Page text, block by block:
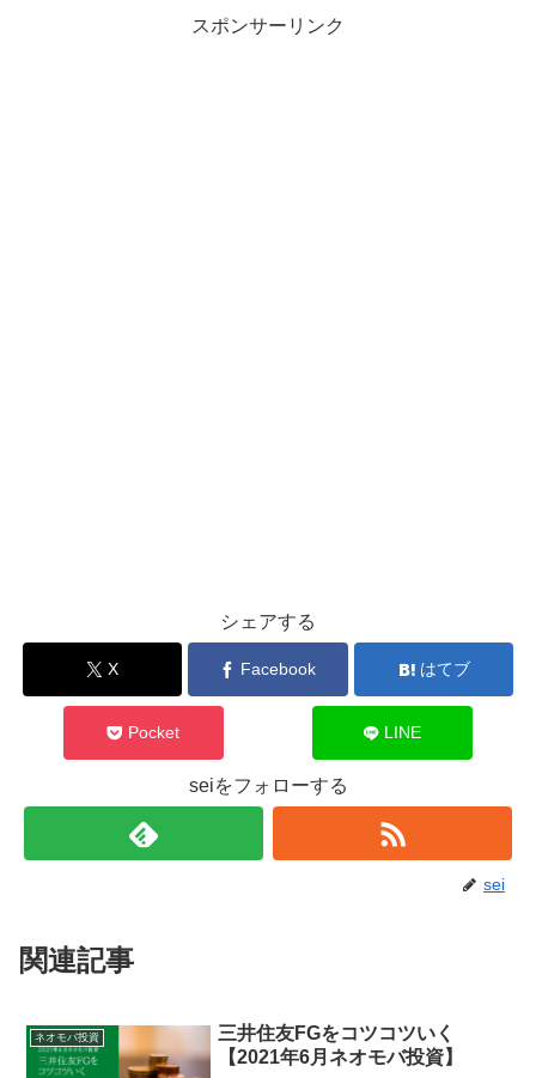
スポンサーリンク
シェアする
X Facebook はてブ
Pocket LINE
seiをフォローする
sei
関連記事
ネオモバ投資
三井住友FGをコツコツいく
【2021年6月ネオモバ投資】